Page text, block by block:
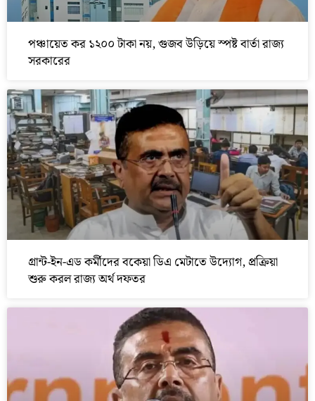
পঞ্চায়েত কর ১২০০ টাকা নয়, গুজব উড়িয়ে স্পষ্ট বার্তা রাজ্য
সরকারের
গ্রান্ট-ইন-এড কর্মীদের বকেয়া ডিএ মেটাতে উদ্যোগ, প্রক্রিয়া
শুরু করল রাজ্য অর্থ দফতর